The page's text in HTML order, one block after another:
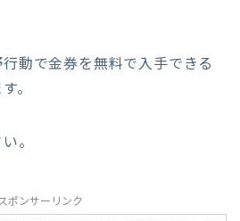
動で金券を無料で入手できる
。
。
ポンサーリンク